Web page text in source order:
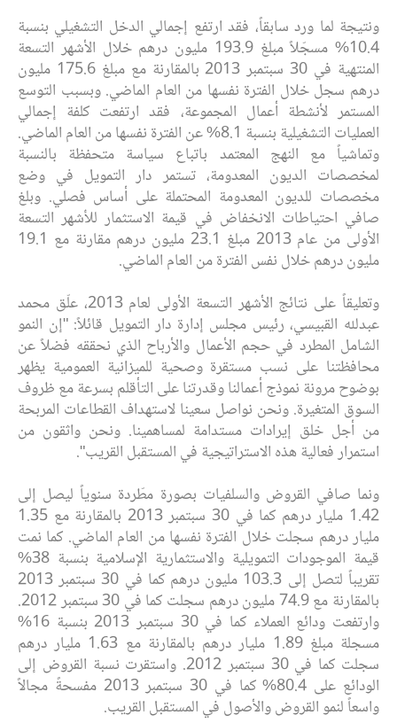
ونتيجة لما ورد سابقاً، فقد ارتفع إجمالي الدخل التشغيلي بنسبة
10.4% مسجّلاً مبلغ 193.9 مليون درهم خلال الأشهر التسعة
المنتهية في 30 سبتمبر 2013 بالمقارنة مع مبلغ 175.6 مليون
درهم سجل خلال الفترة نفسها من العام الماضي. وبسبب التوسع
المستمر لأنشطة أعمال المجموعة، فقد ارتفعت كلفة إجمالي
العمليات التشغيلية بنسبة 8.1% عن الفترة نفسها من العام الماضي.
وتماشياً مع النهج المعتمد باتباع سياسة متحفظة بالنسبة
لمخصصات الديون المعدومة، تستمر دار التمويل في وضع
مخصصات للديون المعدومة المحتملة على أساس فصلي. وبلغ
صافي احتياطات الانخفاض في قيمة الاستثمار للأشهر التسعة
الأولى من عام 2013 مبلغ 23.1 مليون درهم مقارنة مع 19.1
مليون درهم خلال نفس الفترة من العام الماضي.
وتعليقاً على نتائج الأشهر التسعة الأولى لعام 2013، علّق محمد
عبدلله القبيسي، رئيس مجلس إدارة دار التمويل قائلاً: "إن النمو
الشامل المطرد في حجم الأعمال والأرباح الذي نحققه فضلاً عن
محافظتنا على نسب مستقرة وصحية للميزانية العمومية يظهر
بوضوح مرونة نموذج أعمالنا وقدرتنا على التأقلم بسرعة مع ظروف
السوق المتغيرة. ونحن نواصل سعينا لاستهداف القطاعات المربحة
من أجل خلق إيرادات مستدامة لمساهمينا. ونحن واثقون من
استمرار فعالية هذه الاستراتيجية في المستقبل القريب".
ونما صافي القروض والسلفيات بصورة مطّردة سنوياً ليصل إلى
1.42 مليار درهم كما في 30 سبتمبر 2013 بالمقارنة مع 1.35
مليار درهم سجلت خلال الفترة نفسها من العام الماضي. كما نمت
قيمة الموجودات التمويلية والاستثمارية الإسلامية بنسبة 38%
تقريباً لتصل إلى 103.3 مليون درهم كما في 30 سبتمبر 2013
بالمقارنة مع 74.9 مليون درهم سجلت كما في 30 سبتمبر 2012.
وارتفعت ودائع العملاء كما في 30 سبتمبر 2013 بنسبة 16%
مسجلة مبلغ 1.89 مليار درهم بالمقارنة مع 1.63 مليار درهم
سجلت كما في 30 سبتمبر 2012. واستقرت نسبة القروض إلى
الودائع على 80.4% كما في 30 سبتمبر 2013 مفسحةً مجالاً
واسعاً لنمو القروض والأصول في المستقبل القريب.